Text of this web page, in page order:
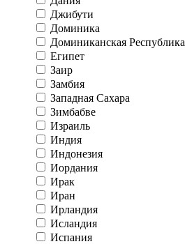
Джибути
Доминика
Доминиканская Республика
Египет
Заир
Замбия
Западная Сахара
Зимбабве
Израиль
Индия
Индонезия
Иордания
Ирак
Иран
Ирландия
Исландия
Испания